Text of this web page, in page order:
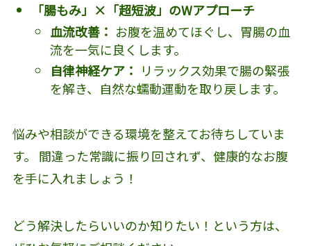
「腸もみ」×「超短波」のWアプローチ
血流改善： お腹を温めてほぐし、胃腸の血
流を一気に良くします。
自律神経ケア： リラックス効果で腸の緊張
を解き、自然な蠕動運動を取り戻します。
悩みや相談ができる環境を整えてお待ちしていま
す。 間違った常識に振り回されず、健康的なお腹
を手に入れましょう！
どう解決したらいいのか知りたい！という方は、